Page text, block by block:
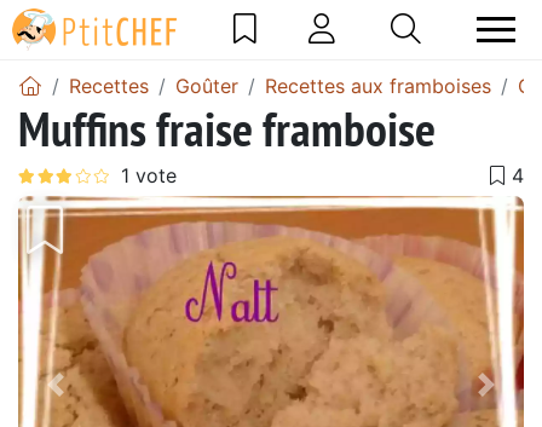
Recettes Goûter Recettes aux framboises
Muffins fraise framboise
Précédent